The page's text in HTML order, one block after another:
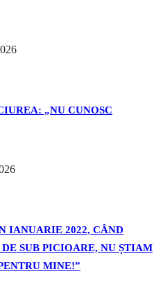
„NU CUNOSC
IANUARIE 2022, CÂND
SUB PICIOARE, NU ȘTIAM
MINE!”